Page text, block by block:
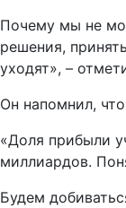
Почему мы не
решения,
уходят», –
Он напомнил,
«Доля прибыли
миллиардов.
Будем